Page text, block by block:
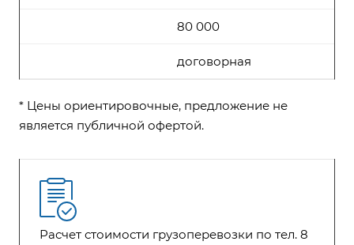
80 000
договорная
* Цены ориентировочные, предложение не
является публичной офертой.
Расчет стоимости грузоперевозки по тел. 8